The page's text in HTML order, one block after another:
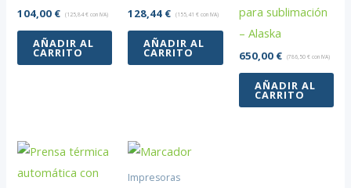
104,00 € (125,84€ con IVA)
AÑADIR AL
CARRITO
128,44 € (155,41€ con IVA)
AÑADIR AL
CARRITO
para sublimación
– Alaska
650,00 € (786,50 €con IVA)
AÑADIR AL
CARRITO
Impresoras